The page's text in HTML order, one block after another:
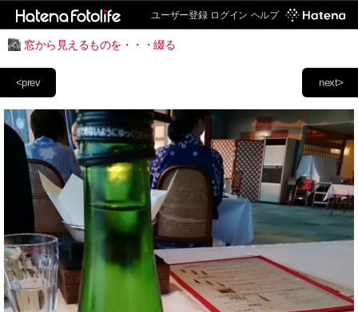
ユーザー登録 ログイン ヘルプ
窓から見えるものを・・・綴る
next>
<prev